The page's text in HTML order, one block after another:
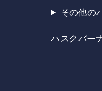
その他の
ハスクバー